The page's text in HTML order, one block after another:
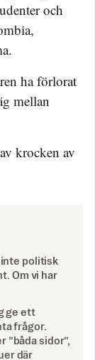
och
ha förlorat
mellan
krocken av
inte politisk
Om vi har
ge ett
frågor.
”båda sidor”,
där